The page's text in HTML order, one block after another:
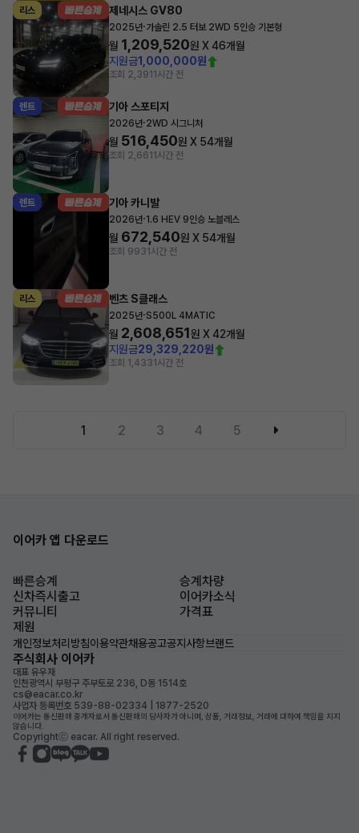
리스 제네시스 GV80
2025년·가솔린 2.5 터보 2WD 5인승 기본형
월 1,209,520원 X46개월
지원금1,000,000원
조회 2,391 1시간 전
렌트 기아 스포티지
2026년·2WD 시그니처
월 516,450원 X 54개월
조회 2,661 1시간 전
렌트 기아 카니발
2026년·1.6 HEV 9인승 노블레스
월 672,540원 X 54개월
조회 9931시간 전
리스 벤츠 S클래스
2025년·S500L 4MATIC
월 2,608,651원 X42개월
지원금29,329,220원
조회 1,4331시간 전
1 2 3 4 5
이어카 앱 다운로드
빠른승계
승계차량
신차즉시출고
이어카소식
커뮤니티
가격표
제원
개인정보처리방침이용약관채용공고공지사항브랜드
주식회사 이어카
대표 유우재
인천광역시 부평구 주부토로 236, D동 1514호
cs@eacar.co.kr
사업자 등록번호 539-88-02334 | 1877-2520
이어카는 통신판매 중개자로서 통신판매의 당사자가 아니며, 상품, 거래정보, 거래에 대하여 책임을 지지
않습니다.
Copyrightⓒ eacar. All right reserved.